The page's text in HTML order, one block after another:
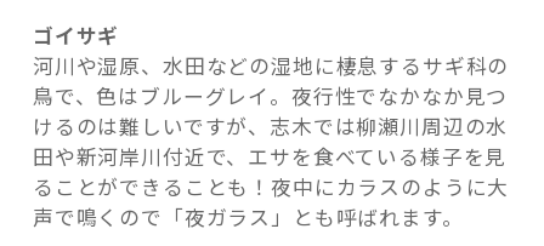
ゴイサギ
河川や湿原、水田などの湿地に棲息するサギ科の
鳥で、色はブルーグレイ。夜行性でなかなか見つ
けるのは難しいですが、志木では柳瀬川周辺の水
田や新河岸川付近で、エサを食べている様子を見
ることができることも！夜中にカラスのように大
声で鳴くので「夜ガラス」とも呼ばれます。